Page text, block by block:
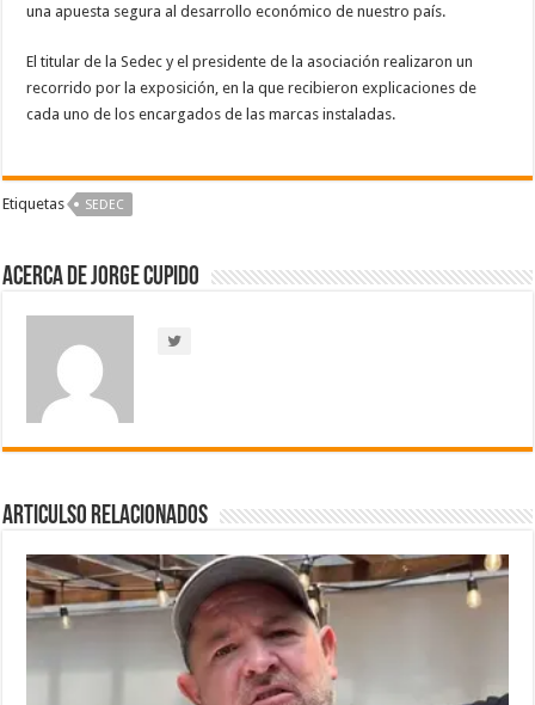
una apuesta segura al desarrollo económico de nuestro país.
El titular de la Sedec y el presidente de la asociación realizaron un
recorrido por la exposición, en la que recibieron explicaciones de
cada uno de los encargados de las marcas instaladas.
Etiquetas SEDEC
Acerca de Jorge Cupido
Articulso Relacionados